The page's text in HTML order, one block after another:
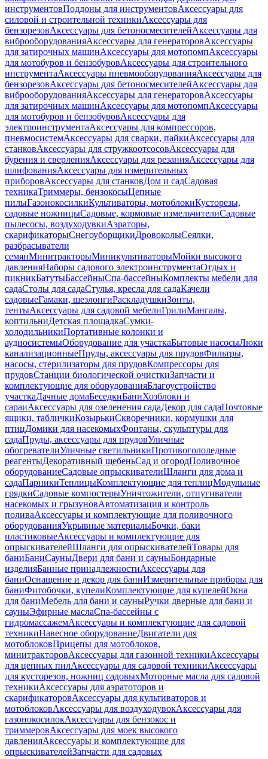
инструментовПоддоны для инструментовАксессуары для
силовой и строительной техникиАксессуары для
бензорезовАксессуары для бетоносмесителейАксессуары для
виброоборудованияАксессуары для генераторовАксессуары
для затирочных машинАксессуары для мотопомпАксессуары
для мотобуров и бензобуровАксессуары для строительного
инструментаАксессуары пневмооборудованияАксессуары для
бензорезовАксессуары для бетоносмесителейАксессуары для
виброоборудованияАксессуары для генераторовАксессуары
для затирочных машинАксессуары для мотопомпАксессуары
для мотобуров и бензобуровАксессуары для
электроинструментаАксессуары для компрессоров,
пневмосистемАксессуары для сварки, пайкиАксессуары для
станковАксессуары для стружкоотсосовАксессуары для
бурения и сверленияАксессуары для резанияАксессуары для
шлифованияАксессуары для измерительных
приборовАксессуары для станковДом и садСадовая
техникаТриммеры, бензокосыЦепные
пилыГазонокосилкиКультиваторы, мотоблокиКусторезы,
садовые ножницыСадовые, кормовые измельчителиСадовые
пылесосы, воздуходувкиАэраторы,
скарификаторыСнегоуборщикиДровоколыСеялки,
разбрасыватели
семянМинитракторыМиникультиваторыМойки высокого
давленияНаборы садового электроинструментаОтдых и
пикникБатутыБассейныСпа-бассейныКомплекты мебели для
садаСтолы для садаСтулья, кресла для садаКачели
садовыеГамаки, шезлонгиРаскладушкиЗонты,
тентыАксессуары для садовой мебелиГрилиМангалы,
коптильниДетская площадкаСумки-
холодильникиПортативные колонки и
аудиосистемыОборудование для участкаБытовые насосыЛюки
канализационныеПруды, аксессуары для прудовФильтры,
насосы, стерилизаторы для прудовКомпрессоры для
прудовСтанции биологической очисткиЗапчасти и
комплектующие для оборудованияБлагоустройство
участкаДачные домаБеседкиБаниХозблоки и
сараиАксессуары для озеленения садаДекор для садаПочтовые
ящики, табличкиКозырькиСкворечники, кормушки для
птицДомики для насекомыхФонтаны, скульптуры для
садаПруды, аксессуары для прудовУличные
обогревателиУличные светильникиПротивогололедные
реагентыДекоративный щебеньСад и огородПоливочное
оборудованиеСадовые опрыскивателиШланги для дома и
садаПарникиТеплицыКомплектующие для теплицМодульные
грядкиСадовые компостерыУничтожители, отпугиватели
насекомых и грызуновАвтоматизация и контроль
поливаАксессуары и комплектующие для поливочного
оборудованияУкрывные материалыБочки, баки
пластиковыеАксессуары и комплектующие для
опрыскивателейШланги для опрыскивателейТовары для
баниБаниСауныДвери для бани и сауныБондарные
изделияБанные принадлежностиАксессуары для
баниОснащение и декор для баниИзмерительные приборы для
баниФитобочки, купелиКомплектующие для купелейОкна
для баниМебель для бани и сауныРучки дверные для бани и
сауныЭфирные маслаСпа-бассейны с
гидромассажемАксессуары и комплектующие для садовой
техникиНавесное оборудованиеДвигатели для
мотоблоковПрицепы для мотоблоков,
минитракторовАксессуары для газонной техникиАксессуары
для цепных пилАксессуары для садовой техникиАксессуары
для кусторезов, ножниц садовыхМоторные масла для садовой
техникиАксессуары для аэратоторов и
скарификаторовАксессуары для культиваторов и
мотоблоковАксессуары для воздуходувокАксессуары для
газонокосилокАксессуары для бензокос и
триммеровАксессуары для моек высокого
давленияАксессуары и комплектующие для
опрыскивателейЗапчасти для садовых